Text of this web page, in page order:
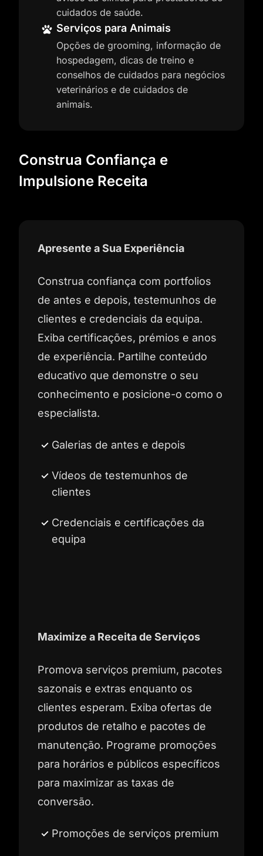
cuidados de saúde.
Serviços para Animais
Opções de grooming, informação de
hospedagem, dicas de treino e
conselhos de cuidados para negócios
veterinários e de cuidados de
animais.
Construa Confiança e
Impulsione Receita
Apresente a Sua Experiência
Construa confiança com portfolios
de antes e depois, testemunhos de
clientes e credenciais da equipa.
Exiba certificações, prémios e anos
de experiência. Partilhe conteúdo
educativo que demonstre o seu
conhecimento e posicione-o como o
especialista.
Galerias de antes e depois
Vídeos de testemunhos de
clientes
Credenciais e certificações da
equipa
Maximize a Receita de Serviços
Promova serviços premium, pacotes
sazonais e extras enquanto os
clientes esperam. Exiba ofertas de
produtos de retalho e pacotes de
manutenção. Programe promoções
para horários e públicos específicos
para maximizar as taxas de
conversão.
Promoções de serviços premium